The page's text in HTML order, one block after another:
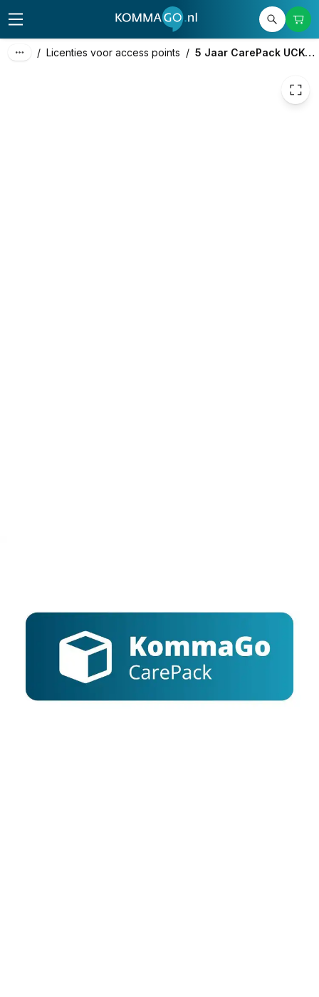
/ Licenties voor access points / 5 Jaar CarePack UCK-G2 (1x)
excl. btw